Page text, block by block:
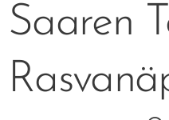
Saaren